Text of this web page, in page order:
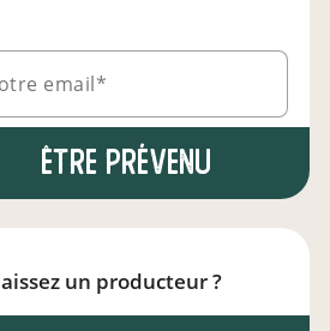
email*
Être prévenu
un producteur ?